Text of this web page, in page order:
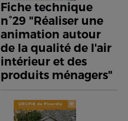
Fiche technique
n°29 "Réaliser une
animation autour
de la qualité de l'air
intérieur et des
produits ménagers"